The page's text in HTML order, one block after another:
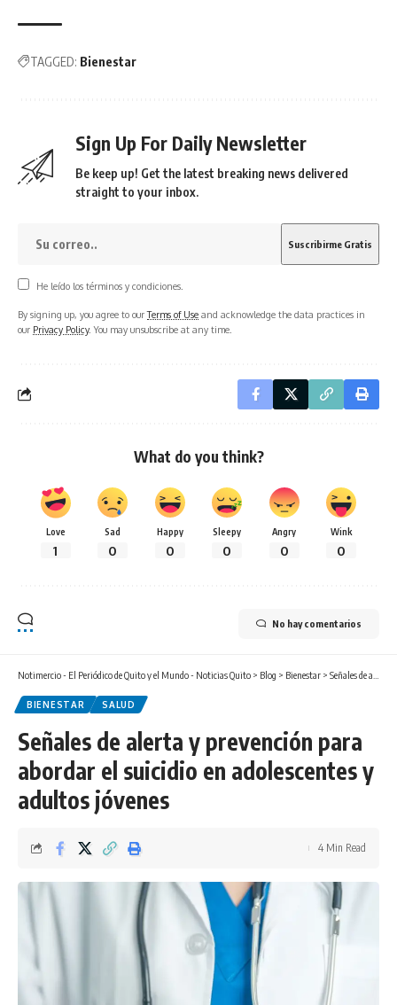
TAGGED: Bienestar
Sign Up For Daily Newsletter
Be keep up! Get the latest breaking news delivered
straight to your inbox.
He leído los términos y condiciones.
By signing up, you agree to ourTerms of Use and acknowledge the data practices in
our Privacy Policy. You may unsubscribe at any time.
What do you think?
Love
1
Sad
0
Happy
0
Sleepy
0
Angry
0
Wink
0
No hay comentarios
Notimercio - El Periódico de Quito y el Mundo - Noticias Quito > Blog > Bienestar > Señales de alerta y prevención para abordar el suicidio en adolescentes y adultos jóvenes
BIENESTAR SALUD
Señales de alerta y prevención para
abordar el suicidio en adolescentes y
adultos jóvenes
4 Min Read